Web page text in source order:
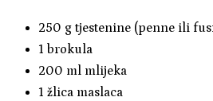
250 g tjestenine (penne ili
1 brokula
200 ml mlijeka
1 žlica maslaca